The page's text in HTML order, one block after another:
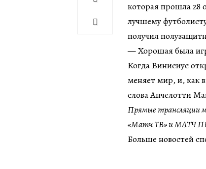
которая прошла 28
лучшему
получил
— Хорошая была
Когда Винисиус
меняет мир, и, как
слова Анчелотти
Прямые трансляции
«Матч ТВ» и МАТЧ
Больше новостей